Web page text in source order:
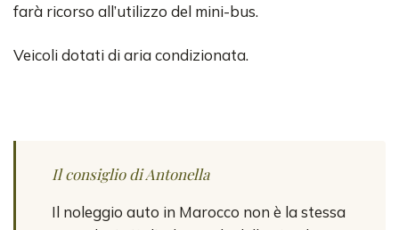
farà ricorso all’utilizzo del mini-bus.
Veicoli dotati di aria condizionata.
Il consiglio di Antonella
Il noleggio auto in Marocco non è la stessa